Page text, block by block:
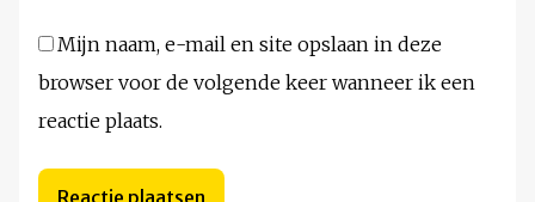
Mijn naam, e-mail en site opslaan in deze
browser voor de volgende keer wanneer ik een
reactie plaats.